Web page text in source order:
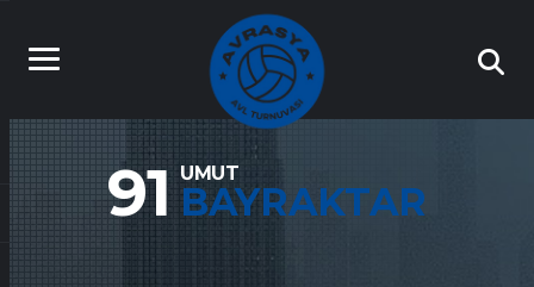
91 UMUT
BAYRAKTAR